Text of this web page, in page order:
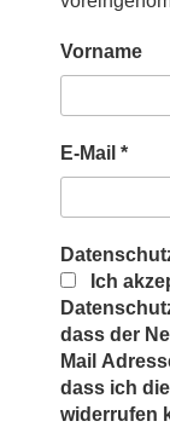
Vorname
E-Mail *
Ich
dass der
Mail
dass ich
widerrufen